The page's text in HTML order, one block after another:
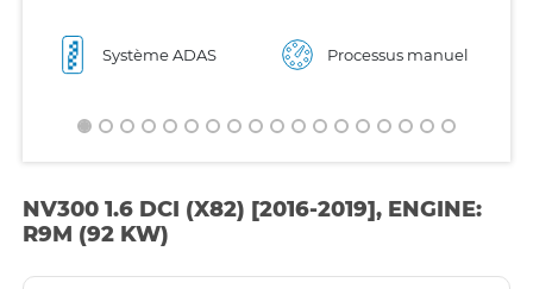
Système ADAS Processus manuel
NV300 1.6 DCI (X82) [2016-2019], ENGINE:
R9M (92 KW)